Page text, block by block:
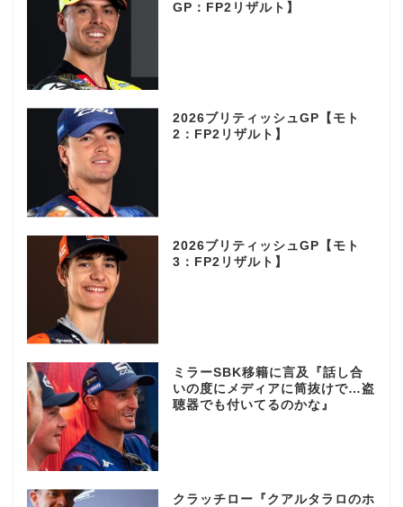
GP：FP2リザルト】
2026ブリティッシュGP【モト
2：FP2リザルト】
2026ブリティッシュGP【モト
3：FP2リザルト】
ミラーSBK移籍に言及『話し合
いの度にメディアに筒抜けで…盗
聴器でも付いてるのかな』
クラッチロー『クアルタラロのホ